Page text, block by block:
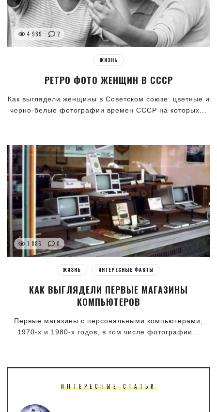
4 989 2
ЖИЗНЬ
РЕТРО ФОТО ЖЕНЩИН В СССР
Как выглядели женщины в Советском союзе: цветные и
черно-белые фотографии времен СССР на которых...
1 886 0
ЖИЗНЬ ИНТЕРЕСНЫЕ ФАКТЫ
КАК ВЫГЛЯДЕЛИ ПЕРВЫЕ МАГАЗИНЫ
КОМПЬЮТЕРОВ
Первые магазины с персональными компьютерами,
1970-х и 1980-х годов, в том числе фотографии...
ИНТЕРЕСНЫЕ СТАТЬИ